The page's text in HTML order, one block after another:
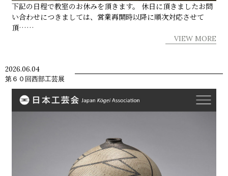
下記の日程で教室のお休みを頂きます。 休日に頂きましたお問
い合わせにつきましては、営業再開時以降に順次対応させて
頂……
VIEW MORE
2026.06.04
第６０回西部工芸展